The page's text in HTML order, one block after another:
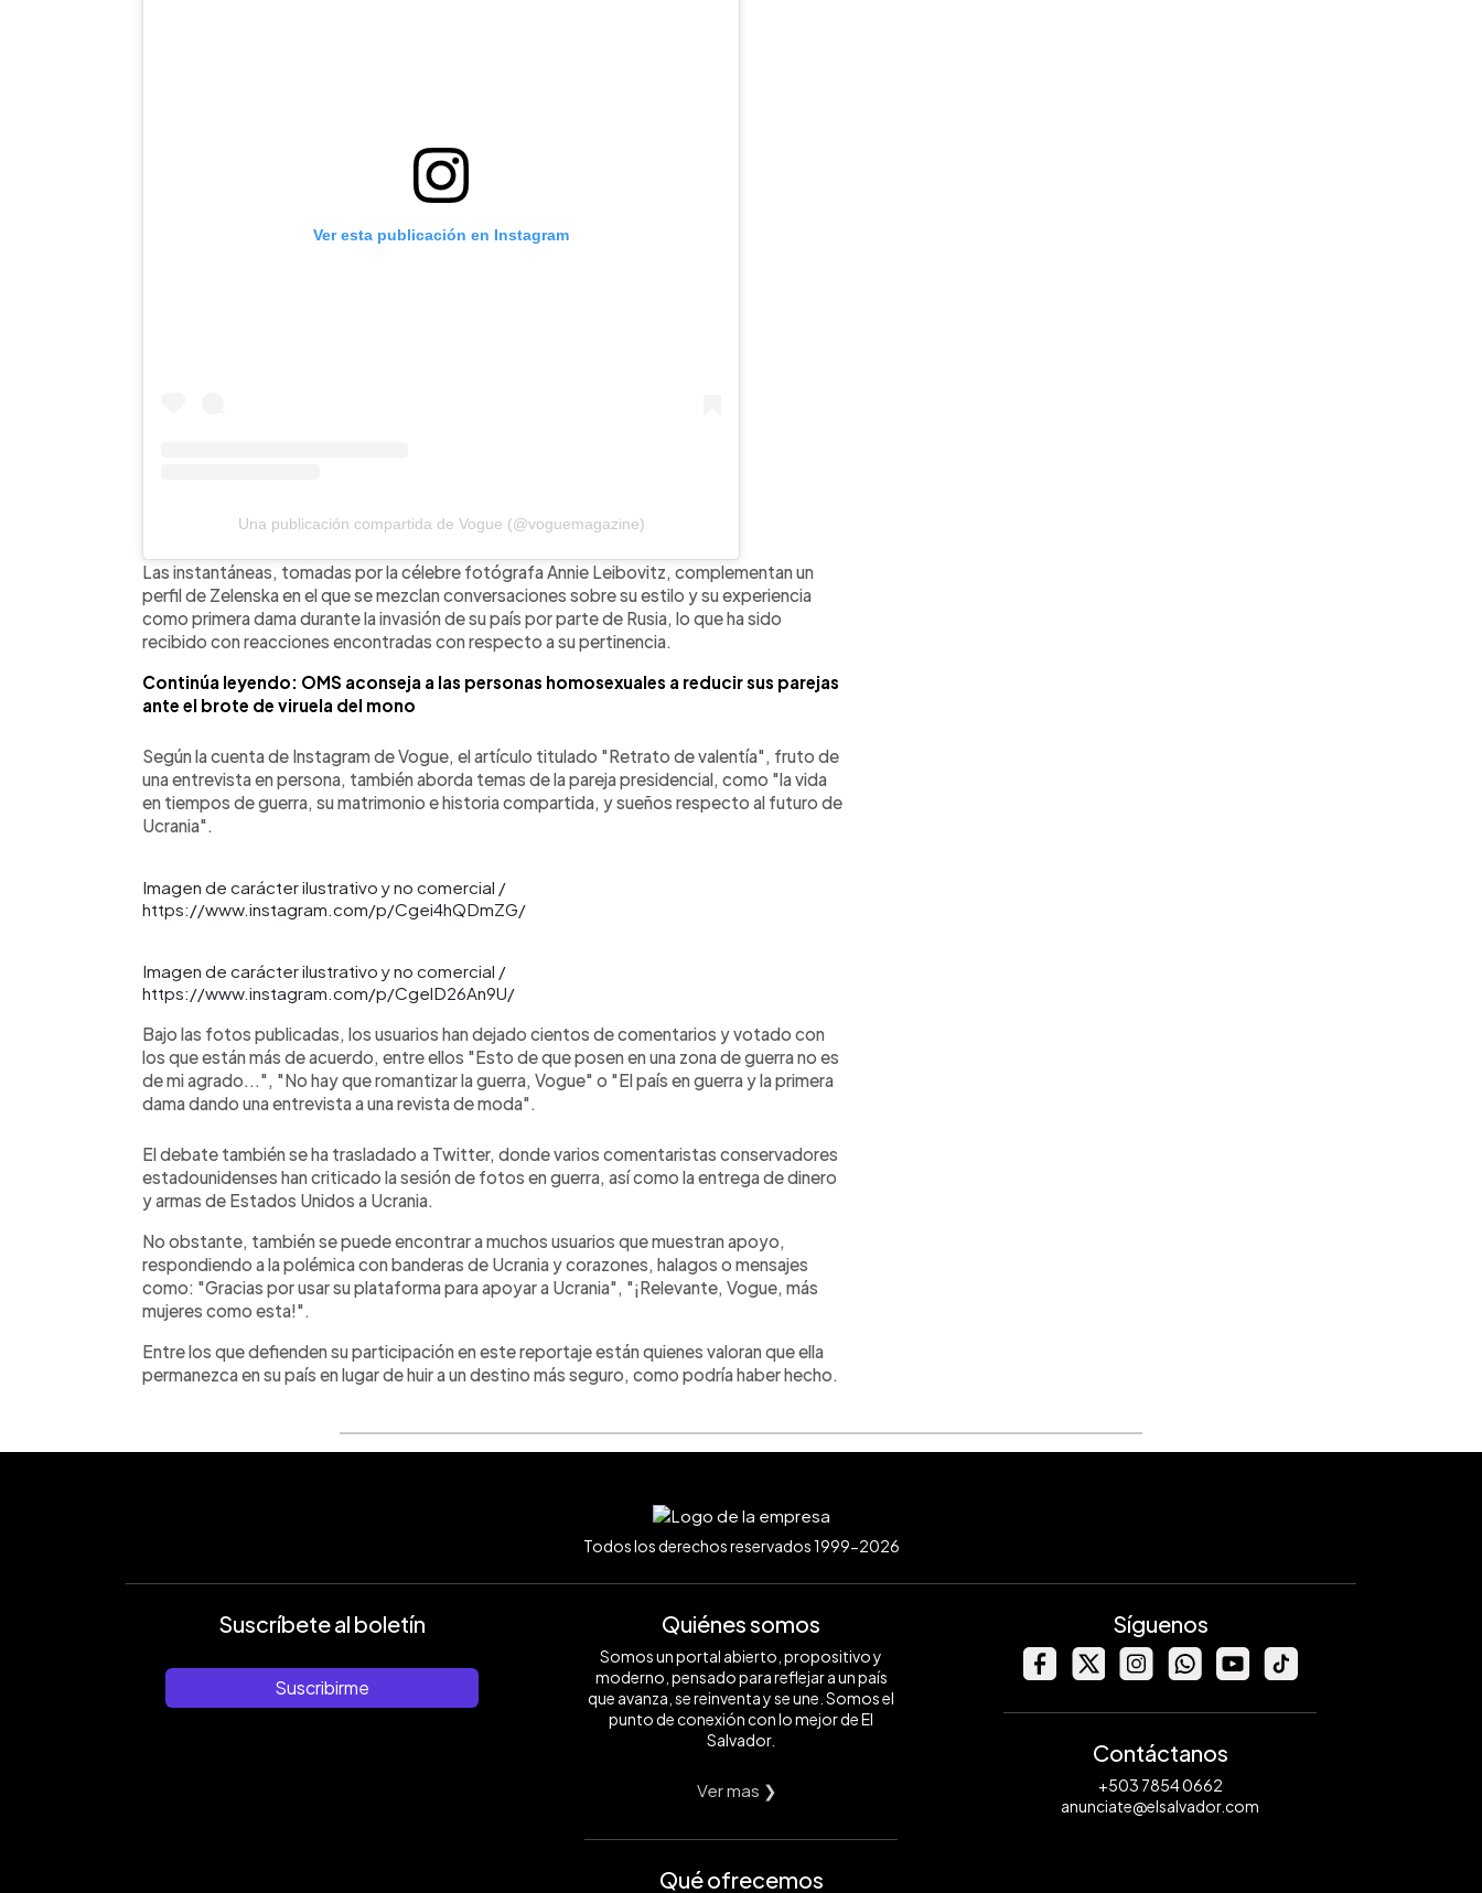
Ver esta publicación en Instagram
Una publicación compartida de Vogue (@voguemagazine)
Las instantáneas, tomadas por la célebre fotógrafa Annie Leibovitz, complementan un
perfil de Zelenska en el que se mezclan conversaciones sobre su estilo y su experiencia
como primera dama durante la invasión de su país por parte de Rusia, lo que ha sido
recibido con reacciones encontradas con respecto a su pertinencia.
Continúa leyendo: OMS aconseja a las personas homosexuales a reducir sus parejas
ante el brote de viruela del mono
Según la cuenta de Instagram de Vogue, el artículo titulado "Retrato de valentía", fruto de
una entrevista en persona, también aborda temas de la pareja presidencial, como "la vida
en tiempos de guerra, su matrimonio e historia compartida, y sueños respecto al futuro de
Ucrania".
Imagen de carácter ilustrativo y no comercial /
https://www.instagram.com/p/Cgei4hQDmZG/
Imagen de carácter ilustrativo y no comercial /
https://www.instagram.com/p/CgelD26An9U/
Bajo las fotos publicadas, los usuarios han dejado cientos de comentarios y votado con
los que están más de acuerdo, entre ellos "Esto de que posen en una zona de guerra no es
de mi agrado...", "No hay que romantizar la guerra, Vogue" o "El país en guerra y la primera
dama dando una entrevista a una revista de moda".
El debate también se ha trasladado a Twitter, donde varios comentaristas conservadores
estadounidenses han criticado la sesión de fotos en guerra, así como la entrega de dinero
y armas de Estados Unidos a Ucrania.
No obstante, también se puede encontrar a muchos usuarios que muestran apoyo,
respondiendo a la polémica con banderas de Ucrania y corazones, halagos o mensajes
como: "Gracias por usar su plataforma para apoyar a Ucrania", "¡Relevante, Vogue, más
mujeres como esta!".
Entre los que defienden su participación en este reportaje están quienes valoran que ella
permanezca en su país en lugar de huir a un destino más seguro, como podría haber hecho.
Todos los derechos reservados 1999-2026
Suscríbete al boletín
Suscribirme
Quiénes somos
Somos un portal abierto, propositivo y
moderno, pensado para reflejar a un país
que avanza, se reinventa y se une. Somos el
punto de conexión con lo mejor de El
Salvador.
Ver mas ❯
Qué ofrecemos
Síguenos
Contáctanos
+503 7854 0662
anunciate@elsalvador.com